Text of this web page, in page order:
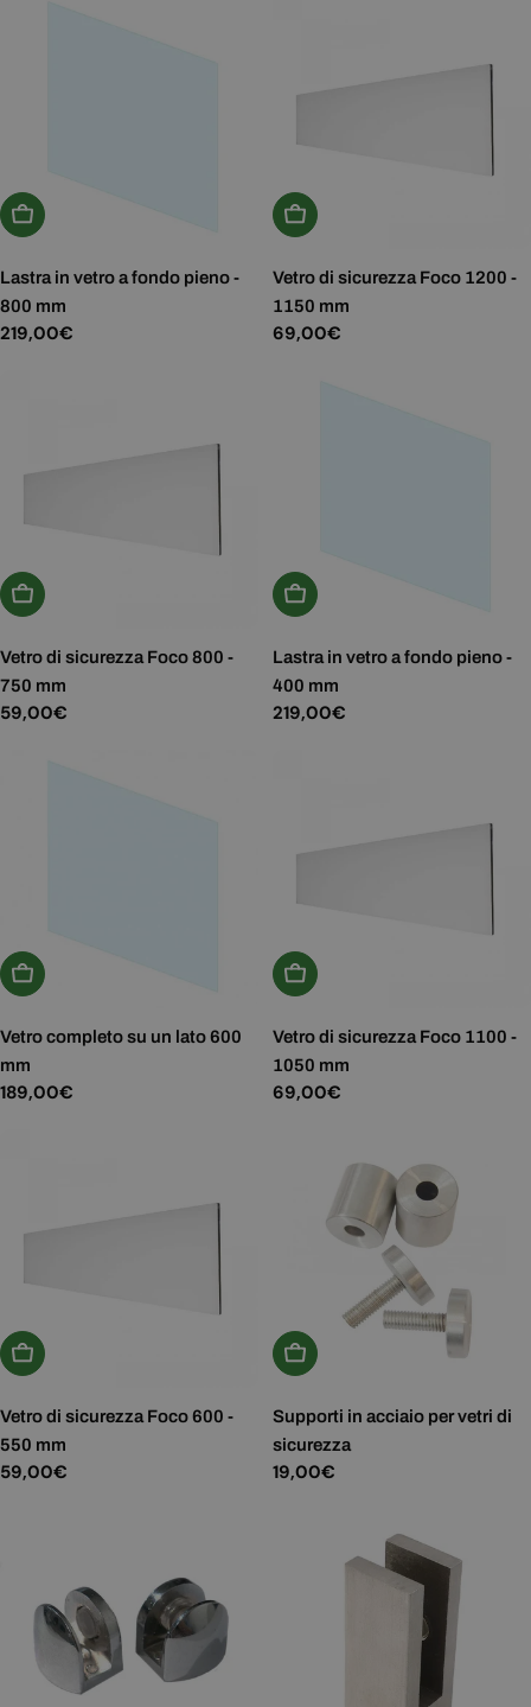
Aggiungi Al Carrello
Lastra in vetro a fondo pieno -
800 mm
Prezzo
219,00€
Scegli Le Opzioni
Vetro di sicurezza Foco 1200 -
1150 mm
Prezzo
69,00€
Scegli Le Opzioni
Vetro di sicurezza Foco 800 -
750 mm
Prezzo
59,00€
Aggiungi Al Carrello
Lastra in vetro a fondo pieno -
400 mm
Prezzo
219,00€
Aggiungi Al Carrello
Vetro completo su un lato 600
mm
Prezzo
189,00€
Scegli Le Opzioni
Vetro di sicurezza Foco 1100 -
1050 mm
Prezzo
69,00€
Scegli Le Opzioni
Vetro di sicurezza Foco 600 -
550 mm
Prezzo
59,00€
Aggiungi Al Carrello
Supporti in acciaio per vetri di
sicurezza
Prezzo
19,00€